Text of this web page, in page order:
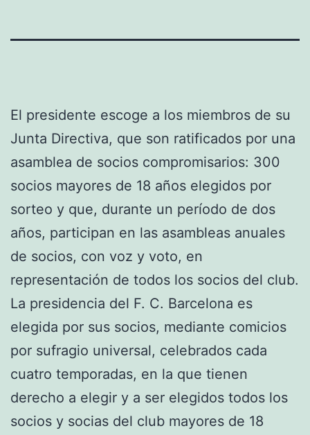
El presidente escoge a los miembros de su
Junta Directiva, que son ratificados por una
asamblea de socios compromisarios: 300
socios mayores de 18 años elegidos por
sorteo y que, durante un período de dos
años, participan en las asambleas anuales
de socios, con voz y voto, en
representación de todos los socios del club.
La presidencia del F. C. Barcelona es
elegida por sus socios, mediante comicios
por sufragio universal, celebrados cada
cuatro temporadas, en la que tienen
derecho a elegir y a ser elegidos todos los
socios y socias del club mayores de 18